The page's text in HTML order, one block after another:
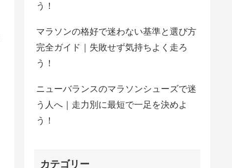
う！
マラソンの格好で迷わない基準と選び方
完全ガイド｜失敗せず気持ちよく走ろ
う！
ニューバランスのマラソンシューズで迷
う人へ｜走力別に最短で一足を決めよ
う！
カテゴリー